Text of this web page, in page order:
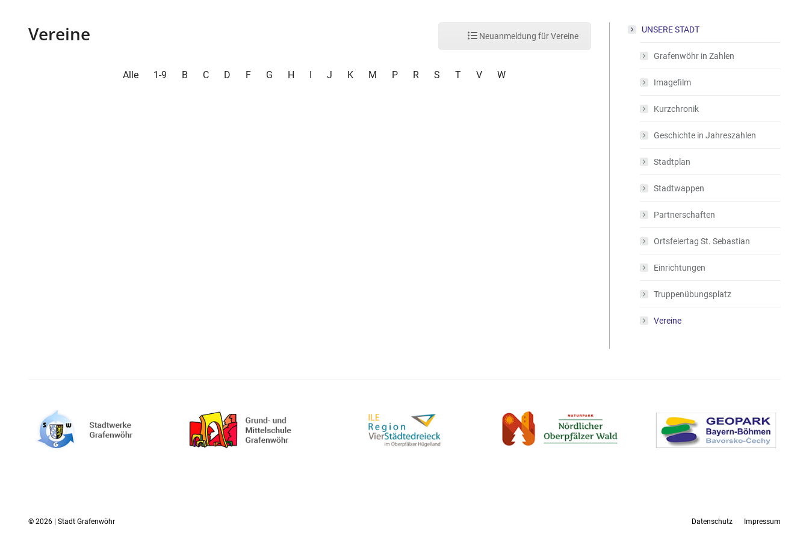
Vereine Neuanmeldung für Vereine
Alle 1-9 B C D F G H I J K M P R S T V W
UNSERE STADT
Grafenwöhr in Zahlen
Imagefilm
Kurzchronik
Geschichte in Jahreszahlen
Stadtplan
Stadtwappen
Partnerschaften
Ortsfeiertag St. Sebastian
Einrichtungen
Truppenübungsplatz
Vereine
© 2026 | Stadt Grafenwöhr Datenschutz Impressum